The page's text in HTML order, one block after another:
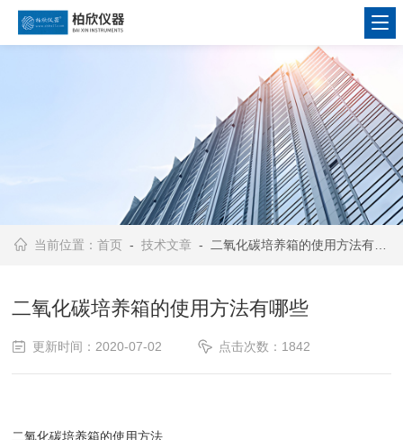
当前位置：首页 -技术文章 - 二氧化碳培养箱的使用方法有哪些
二氧化碳培养箱的使用方法有哪些
更新时间：2020-07-02 点击次数：1842
二氧化碳培养箱的使用方法